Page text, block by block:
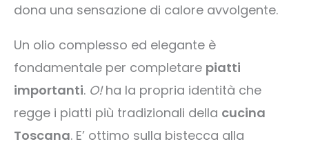
dona una sensazione di calore avvolgente.
Un olio complesso ed elegante è
fondamentale per completare piatti
importanti. O!ha la propria identità che
regge i piatti più tradizionali della cucina
Toscana. E’ ottimo sulla bistecca alla